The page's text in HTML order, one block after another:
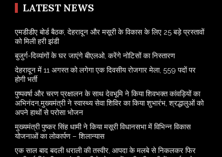
LATEST NEWS
एमडीडीए बोर्ड बैठक, देहरादून और मसूरी के विकास के लिए 25 बड़े प्रस्तावों
को मिली हरी झंडी
बुजुर्ग-दिव्यांगों के घर जाएंगे बीएलओ, करेंगे नोटिसों का निस्तारण
​देहरादून में 11 अगस्त को लगेगा एक दिवसीय रोजगार मेला, 559 पदों पर
होगी भर्ती
पुष्पवर्षा और चरण प्रक्षालन के साथ देवभूमि ने किया शिवभक्त कांवड़ियों का
अभिनंदन,मुख्यमंत्री ने स्वास्थ्य सेवा शिविर का किया शुभारंभ, श्रद्धालुओं को
अपने हाथों से परोसा भोजन
मुख्यमंत्री पुष्कर सिंह धामी ने किया मसूरी विधानसभा में विभिन्न विकास
योजनाओं का लोकार्पण – शिलान्यास
एक साल बाद बदली धराली की तस्वीर, आपदा के मलबे से निकलकर फिर